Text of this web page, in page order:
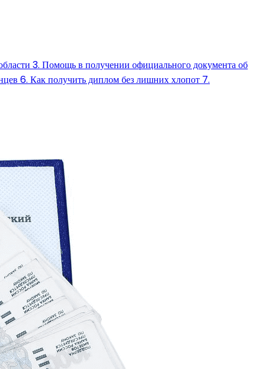
3. Помощь в получении официального документа об
6. Как получить диплом без лишних хлопот 7.